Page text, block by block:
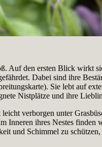
Auf den ersten Blick wirkt
Dabei sind ihre
Sie lebt auf
Nistplätze und ihre
verborgen unter
Inneren ihres Nestes
und Schimmel zu